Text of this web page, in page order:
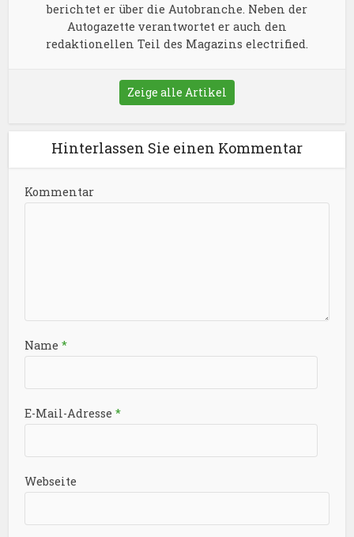
berichtet er über die Autobranche. Neben der
Autogazette verantwortet er auch den
redaktionellen Teil des Magazins electrified.
Zeige alle Artikel
Hinterlassen Sie einen Kommentar
Kommentar
Name*
E-Mail-Adresse*
Webseite